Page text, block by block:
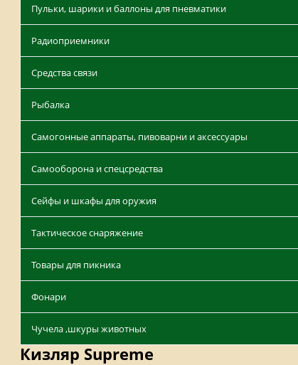
Пульки, шарики и баллоны для пневматики
Радиоприемники
Средства связи
Рыбалка
Самогонные аппараты, пивоварни и аксессуары
Самооборона и спецсредства
Сейфы и шкафы для оружия
Тактическое снаряжение
Товары для пикника
Фонари
Чучела ,шкуры животных
Кизляр Supreme